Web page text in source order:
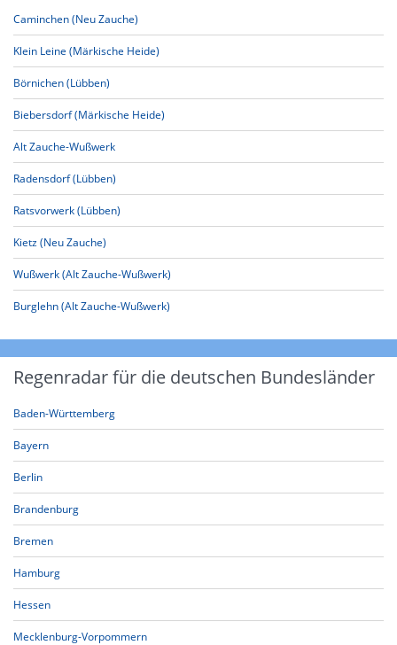
Caminchen (Neu Zauche)
Klein Leine (Märkische Heide)
Börnichen (Lübben)
Biebersdorf (Märkische Heide)
Alt Zauche-Wußwerk
Radensdorf (Lübben)
Ratsvorwerk (Lübben)
Kietz (Neu Zauche)
Wußwerk (Alt Zauche-Wußwerk)
Burglehn (Alt Zauche-Wußwerk)
Regenradar für die deutschen Bundesländer
Baden-Württemberg
Bayern
Berlin
Brandenburg
Bremen
Hamburg
Hessen
Mecklenburg-Vorpommern